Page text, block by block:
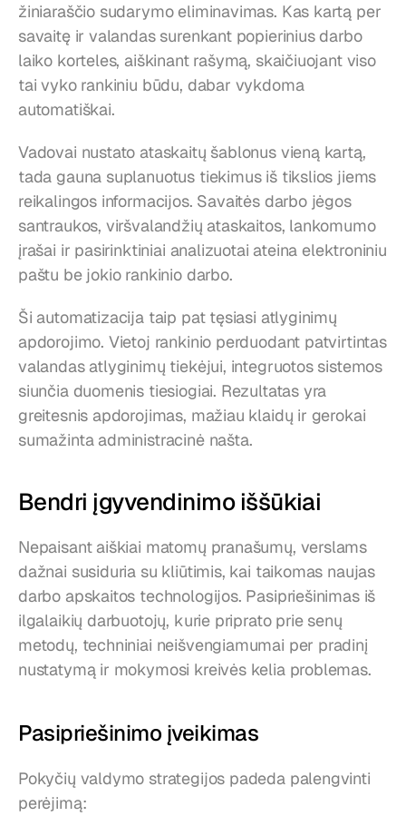
žiniaraščio sudarymo eliminavimas. Kas kartą per
savaitę ir valandas surenkant popierinius darbo
laiko korteles, aiškinant rašymą, skaičiuojant viso
tai vyko rankiniu būdu, dabar vykdoma
automatiškai.
Vadovai nustato ataskaitų šablonus vieną kartą,
tada gauna suplanuotus tiekimus iš tikslios jiems
reikalingos informacijos. Savaitės darbo jėgos
santraukos, viršvalandžių ataskaitos, lankomumo
įrašai ir pasirinktiniai analizuotai ateina elektroniniu
paštu be jokio rankinio darbo.
Ši automatizacija taip pat tęsiasi atlyginimų
apdorojimo. Vietoj rankinio perduodant patvirtintas
valandas atlyginimų tiekėjui, integruotos sistemos
siunčia duomenis tiesiogiai. Rezultatas yra
greitesnis apdorojimas, mažiau klaidų ir gerokai
sumažinta administracinė našta.
Bendri įgyvendinimo iššūkiai
Nepaisant aiškiai matomų pranašumų, verslams
dažnai susiduria su kliūtimis, kai taikomas naujas
darbo apskaitos technologijos. Pasipriešinimas iš
ilgalaikių darbuotojų, kurie priprato prie senų
metodų, techniniai neišvengiamumai per pradinį
nustatymą ir mokymosi kreivės kelia problemas.
Pasipriešinimo įveikimas
Pokyčių valdymo strategijos padeda palengvinti
perėjimą: